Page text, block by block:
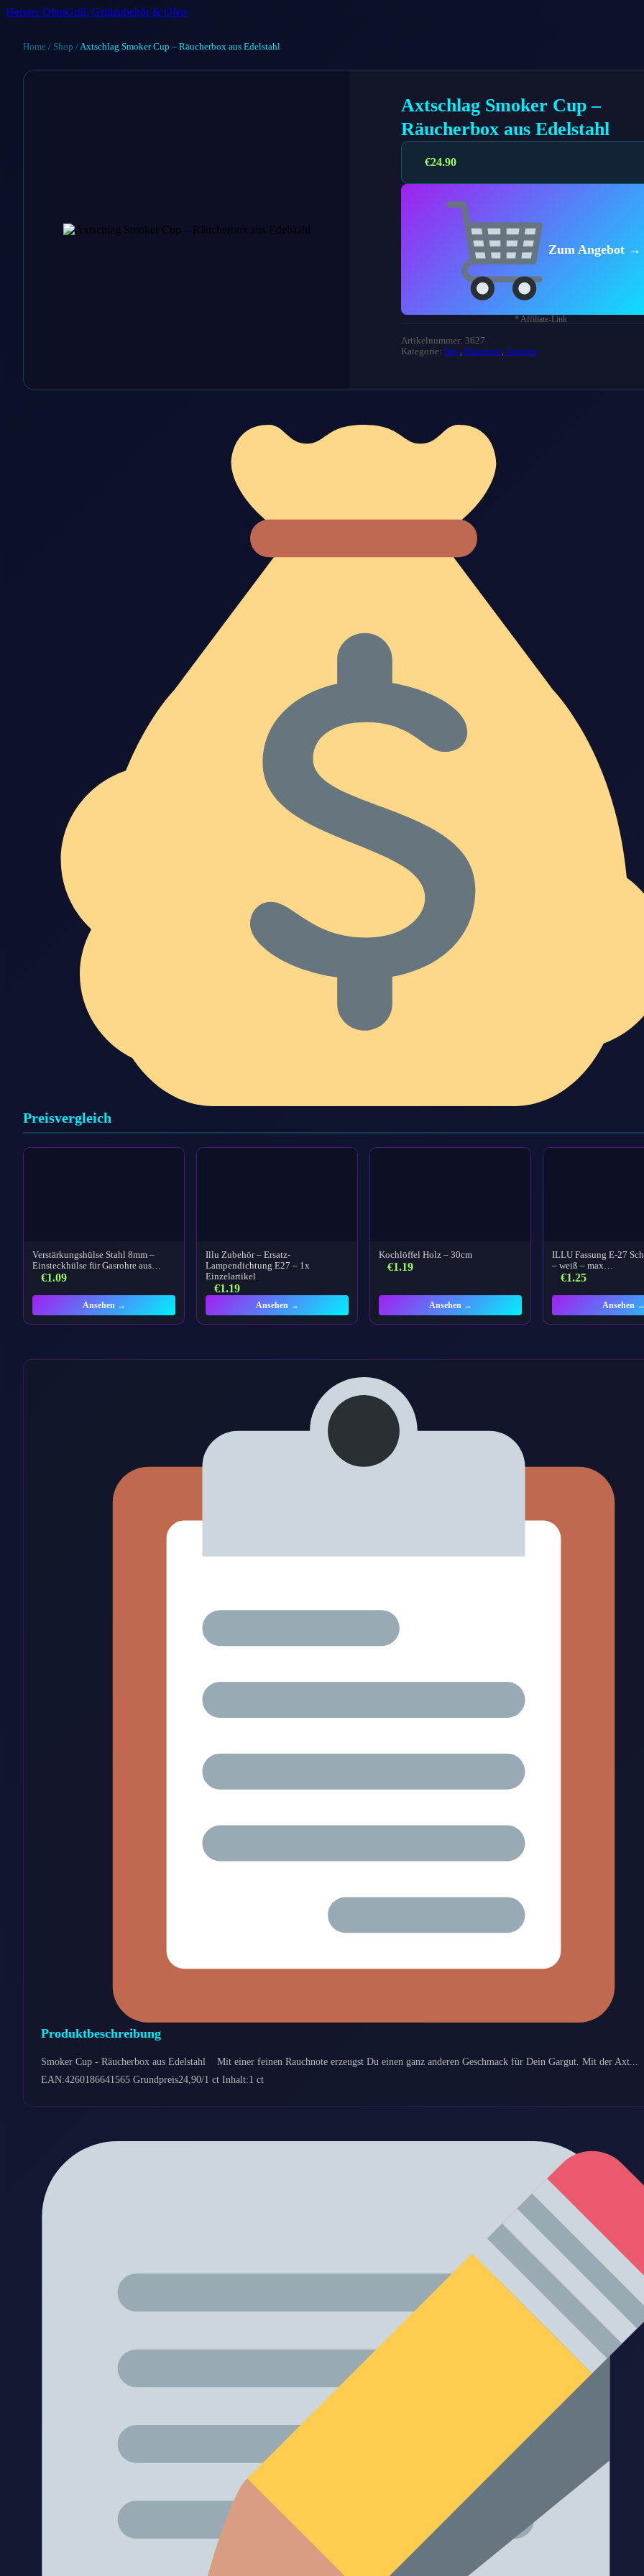
Heisser OfenGrill, Grillzubehör & Öfen
Home / Shop /Axtschlag Smoker Cup – Räucherbox aus Edelstahl
Axtschlag Smoker Cup –
Räucherbox aus Edelstahl
€24.90
Zum Angebot →
* Affiliate-Link
Artikelnummer: 3627
Kategorie: Neu, Räuchern, Themen
Preisvergleich
Verstärkungshülse Stahl 8mm –
Einsteckhülse für Gasrohre aus…
€1.09
Ansehen →
Illu Zubehör – Ersatz-
Lampendichtung E27 – 1x
Einzelartikel
€1.19
Ansehen →
Kochlöffel Holz – 30cm
€1.19
Ansehen →
ILLU Fassung E-27
– weiß – max…
€1.25
Ansehen
Produktbeschreibung
Smoker Cup - Räucherbox aus Edelstahl Mit einer feinen Rauchnote erzeugst Du einen ganz anderen Geschmack für Dein Gargut. Mit der Axt...
EAN:4260186641565 Grundpreis24,90/1 ct Inhalt:1 ct